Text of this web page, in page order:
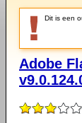
Dit is een
Adobe